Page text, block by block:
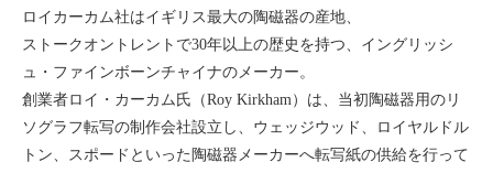
ロイカーカム社はイギリス最大の陶磁器の産地、
ストークオントレントで30年以上の歴史を持つ、イングリッシ
ュ・ファインボーンチャイナのメーカー。
創業者ロイ・カーカム氏（Roy Kirkham）は、当初陶磁器用のリ
ソグラフ転写の制作会社設立し、ウェッジウッド、ロイヤルドル
トン、スポードといった陶磁器メーカーへ転写紙の供給を行って